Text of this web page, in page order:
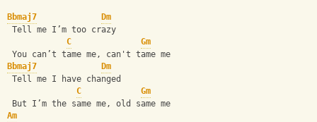
Bbmaj7
Dm
Tell me I’m too crazy
C
Gm
You can’t tame me, can't tame me
Bbmaj7
Dm
Tell me I have changed
C
Gm
But I’m the same me, old same me
Am